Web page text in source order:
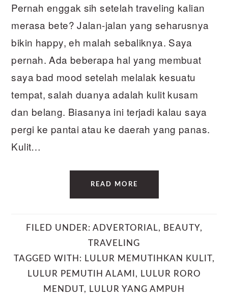
Pernah enggak sih setelah traveling kalian
merasa bete? Jalan-jalan yang seharusnya
bikin happy, eh malah sebaliknya. Saya
pernah. Ada beberapa hal yang membuat
saya bad mood setelah melalak kesuatu
tempat, salah duanya adalah kulit kusam
dan belang. Biasanya ini terjadi kalau saya
pergi ke pantai atau ke daerah yang panas.
Kulit…
READ MORE
FILED UNDER: ADVERTORIAL, BEAUTY,
TRAVELING
TAGGED WITH: LULUR MEMUTIHKAN KULIT,
LULUR PEMUTIH ALAMI , LULUR RORO
MENDUT, LULUR YANG AMPUH